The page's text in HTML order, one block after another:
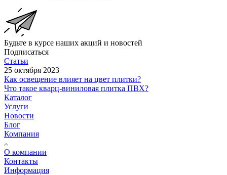
Будьте в курсе наших акций и новостей
Подписаться
Статьи
25 октября 2023
Как освещение влияет на цвет плитки?
Что такое кварц-виниловая плитка ПВХ?
Каталог
Услуги
Новости
Блог
Компания
О компании
Контакты
Информация